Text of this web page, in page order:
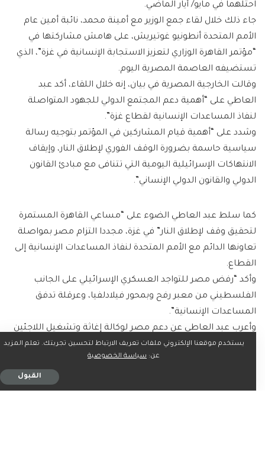
احتلهما في مايو/ أيار الماضي.
جاء ذلك خلال لقاء جمع الوزير مع أمينة محمد، نائبة أمين عام
الأمم المتحدة أنطونيو غوتيريش، على هامش مشاركتها في
“مؤتمر القاهرة الوزاري لتعزيز الاستجابة الإنسانية في غزة”، الذي
تستضيفه العاصمة المصرية اليوم.
وقالت الخارجية المصرية في بيان، إنه خلال اللقاء، أكد عبد
العاطي على “أهمية دعم المجتمع الدولي للجهود المتواصلة
لنفاذ المساعدات الإنسانية لقطاع غزة”.
وشدد على “أهمية قيام المشاركين في المؤتمر بتوجيه رسالة
سياسية حاسمة بضرورة الوقف الفوري لإطلاق النار، وإيقاف
الانتهاكات الإسرائيلية اليومية التي تتنافى مع مبادئ القانون
الدولي والقانون الدولي الإنساني”.
كما سلط عبد العاطي الضوء على “مساعي القاهرة المستمرة
لتحقيق وقف لإطلاق النار” في غزة، مجددا التزام مصر بمواصلة
تعاونها الدائم مع الأمم المتحدة لنفاذ المساعدات الإنسانية إلى
القطاع.
وأكد “رفض مصر للتواجد العسكري الإسرائيلي على الجانب
الفلسطيني من معبر رفح وبمحور فيلادلفيا، وعرقلة تدفق
المساعدات الإنسانية”.
وأعرب عبد العاطي عن دعم مصر لوكالة إغاثة وتشغيل اللاجئين
الفلسطينيين “الأونروا”، ورفضها للقرارات الإسرائيلية الأخيرة
التي استهدفت وقف نشاطها في الأراضي الفلسطينية.
وفي الإطار عينه، طالب المنظمة الأممية باستمرار دعمها
للمفوض العام للأونروا، وعدم القبول بأي مقترحات تستهدف
يستخدم موقعنا الإلكتروني ملفات تعريف الارتباط لتحسين تجربتك. تعلم المزيد
عن: سياسة الخصوصية
القبول